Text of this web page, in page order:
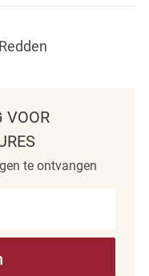
Redden
VOOR
te ontvangen